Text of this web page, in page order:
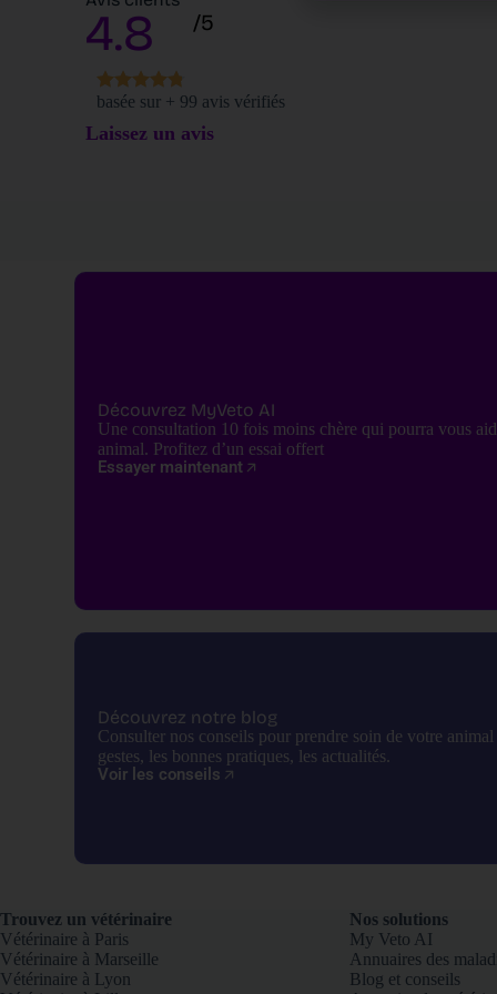
4.8 /5
basée sur + 99 avis vérifiés
Laissez un avis
à la recherche
de mes félins.
Malika
★★ ★★
Il y a plus d'une semaine
J'étais sceptique au début, mais ce produit vétérinaire basé
l'IA a complètement changé ma perspective. Les
incroyablement utiles
Découvrez MyVeto AI
Une consultation 10 fois moins chère qui pourra vous
animal. Profitez d’un essai offert
Essayer maintenant
Découvrez notre blog
Consulter nos conseils pour prendre soin de votre
gestes, les bonnes pratiques, les actualités.
Voir les conseils
Trouvez un vétérinaire
Vétérinaire à Paris
Vétérinaire à Marseille
Vétérinaire à Lyon
Nos solutions
My Veto AI
Annuaires des
Blog et conseils